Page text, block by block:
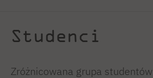
Studenci
Zróżnicowana grupa studentów